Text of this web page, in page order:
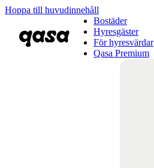
Hoppa till huvudinnehåll
Bostäder
Hyresgäster
För hyresvärdar
Qasa Premium